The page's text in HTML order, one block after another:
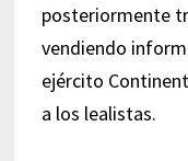
posteriormente
vendiendo
ejército
a los lealistas.